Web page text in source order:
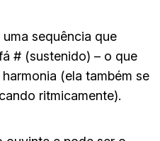
sequência que
# (sustenido) – o que
(ela também se
ritmicamente).